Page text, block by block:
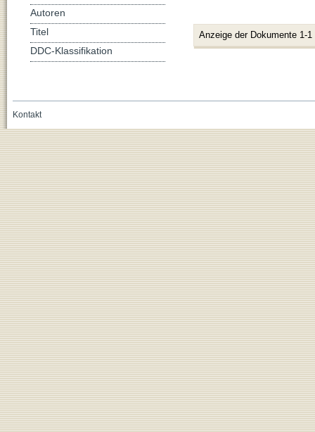
Anzeige der Dokumente 1-1
Autoren
Titel
DDC-Klassifikation
Kontakt